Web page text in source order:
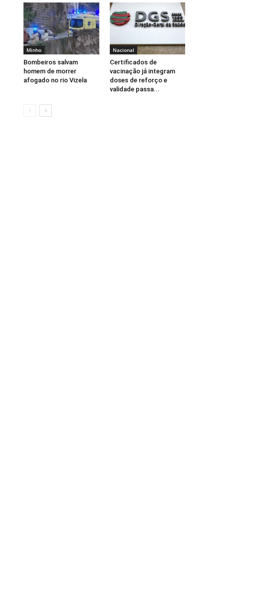
Minho
Bombeiros salvam
homem de morrer
afogado no rio Vizela
Nacional
Certificados de
vacinação já integram
doses de reforço e
validade passa...